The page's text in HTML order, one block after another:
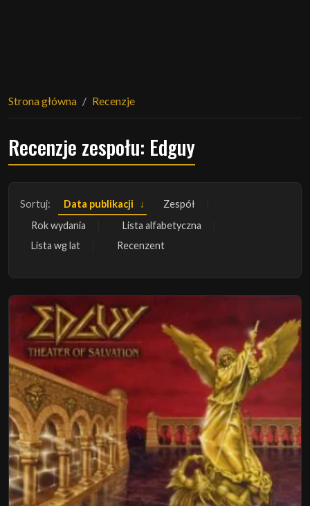
Strona główna Recenzje
Recenzje zespołu: Edguy
Sortuj: Data publikacji
Zespół
Rok wydania
Lista alfabetyczna
Lista wg lat
Recenzent